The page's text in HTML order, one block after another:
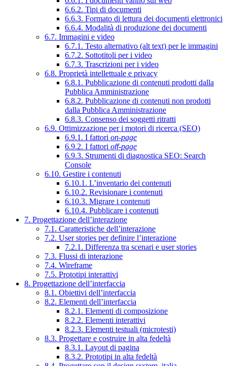
6.6.2. Tipi di documenti
6.6.3. Formato di lettura dei documenti elettronici
6.6.4. Modalità di produzione dei documenti
6.7. Immagini e video
6.7.1. Testo alternativo (alt text) per le immagini
6.7.2. Sottotitoli per i video
6.7.3. Trascrizioni per i video
6.8. Proprietà intellettuale e privacy
6.8.1. Pubblicazione di contenuti prodotti dalla
Pubblica Amministrazione
6.8.2. Pubblicazione di contenuti non prodotti
dalla Pubblica Amministrazione
6.8.3. Consenso dei soggetti ritratti
6.9. Ottimizzazione per i motori di ricerca (SEO)
6.9.1. I fattori on-page
6.9.2. I fattori off-page
6.9.3. Strumenti di diagnostica SEO: Search
Console
6.10. Gestire i contenuti
6.10.1. L’inventario dei contenuti
6.10.2. Revisionare i contenuti
6.10.3. Migrare i contenuti
6.10.4. Pubblicare i contenuti
7. Progettazione dell’interazione
7.1. Caratteristiche dell’interazione
7.2. User stories per definire l’interazione
7.2.1. Differenza tra scenari e user stories
7.3. Flussi di interazione
7.4. Wireframe
7.5. Prototipi interattivi
8. Progettazione dell’interfaccia
8.1. Obiettivi dell’interfaccia
8.2. Elementi dell’interfaccia
8.2.1. Elementi di composizione
8.2.2. Elementi interattivi
8.2.3. Elementi testuali (microtesti)
8.3. Progettare e costruire in alta fedeltà
8.3.1. Layout di pagina
8.3.2. Prototipi in alta fedeltà